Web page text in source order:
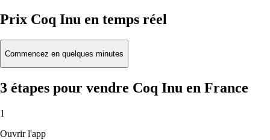
Prix Coq Inu en temps réel
Commencez en quelques minutes
3 étapes pour vendre Coq Inu en France
1
Ouvrir l'app